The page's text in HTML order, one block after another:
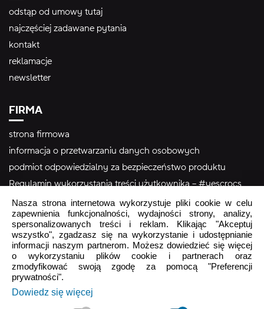
odstąp od umowy tutaj
najczęściej zadawane pytania
kontakt
reklamacje
newsletter
FIRMA
strona firmowa
informacja o przetwarzaniu danych osobowych
podmiot odpowiedzialny za bezpieczeństwo produktu
Regulamin wykorzystania treści użytkownika – #yescrocs
Obsługa Klienta
Pon - Pt9:00 - 16:00
Sob - NdzZamknięte
crocs.sklep@intersocks.pl
22 230 94 60
Nasza strona internetowa wykorzystuje pliki cookie w celu
zapewnienia funkcjonalności, wydajności strony, analizy,
spersonalizowanych treści i reklam. Klikając "Akceptuj
wszystko", zgadzasz się na wykorzystanie i udostępnianie
informacji naszym partnerom. Możesz dowiedzieć się więcej
o wykorzystaniu plików cookie i partnerach oraz
zmodyfikować swoją zgodę za pomocą "Preferencji
prywatności".
Dowiedz się więcej